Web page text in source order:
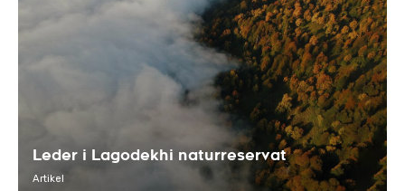
Leder i Lagodekhi naturreservat
Artikel